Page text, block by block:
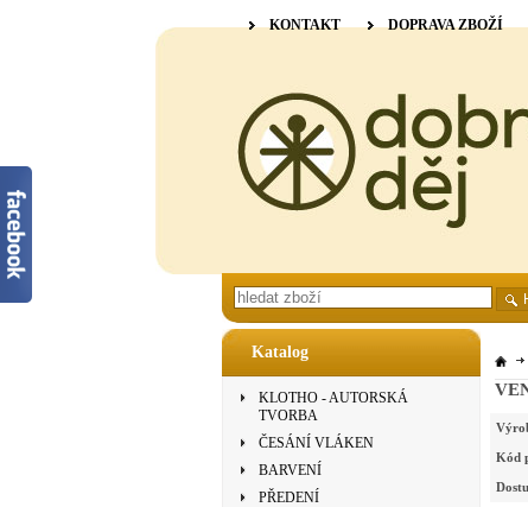
Katalog
KLOTHO - AUTORSKÁ
TVORBA
ČESÁNÍ VLÁKEN
BARVENÍ
PŘEDENÍ
Kód
KONTAKT DOPRAVA ZBOŽÍ